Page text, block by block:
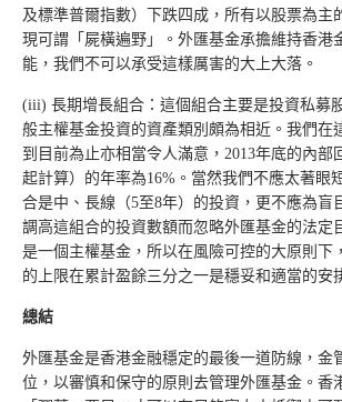
及標準普爾指數）下跌四成，所有以股票為主
現可謂「屍橫遍野」。外匯基金承擔維持香港
能，我們不可以承受這樣厲害的大上大落。
(iii) 長期增長組合：這個組合主要是投資私募
般主權基金投資的資產類別頗為相近。我們在
到目前為止亦相當令人滿意，2013年底的內部
起計算）的年率為16%。當然我們不應太著眼
合是中、長線（5至8年）的投資，更不應為盲
調高這組合的投資數額而忽略外匯基金的法定
是一個主權基金，所以在風險可控的大原則下
的上限在累計盈餘三分之一是穩妥和適當的安
總結
外匯基金是香港金融穩定的最後一道防線，金
位，以審慎和保守的原則去管理外匯基金。香